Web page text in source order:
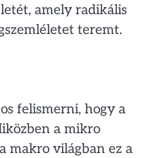
amely radikális
teremt.
felismerni, hogy a
a mikro
makro világban ez a